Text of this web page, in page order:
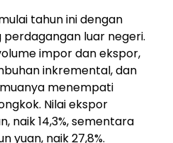
tahun ini dengan
luar negeri.
impor dan ekspor,
inkremental, dan
menempati
Nilai ekspor
naik 14,3%, sementara
yuan, naik 27,8%.